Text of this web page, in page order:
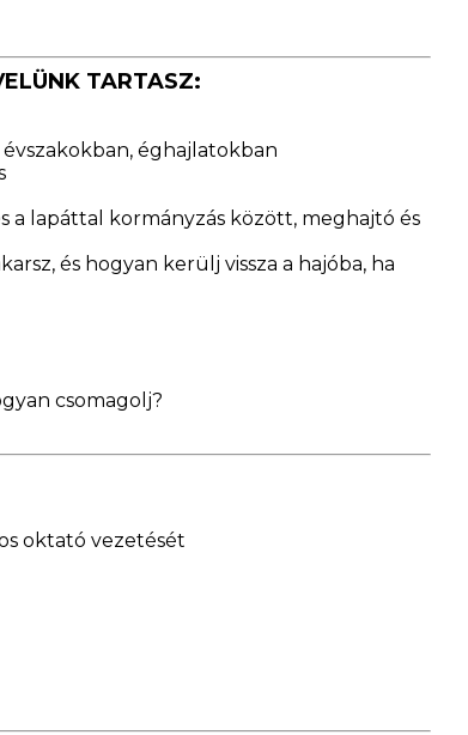
TARTASZ:
éghajlatokban
a lapáttal kormányzás között, meghajtó és
és hogyan kerülj vissza a hajóba, ha
csomagolj?
oktató vezetését